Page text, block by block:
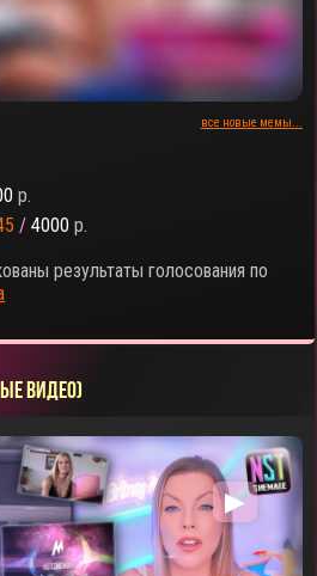
все новые мемы...
р.
/ 4000 р.
результаты голосования по
ВИДЕО)
▶